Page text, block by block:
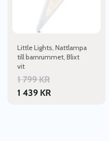
Little Lights, Nattlampa
till barnrummet, Blixt
vit
1 799KR
1 439 KR